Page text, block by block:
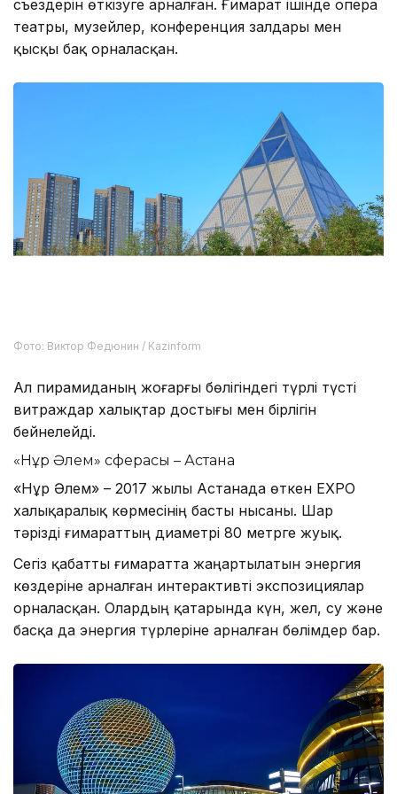
съездерін өткізуге арналған. Ғимарат ішінде опера
театры, музейлер, конференция залдары мен
қысқы бақ орналасқан.
Фото: Виктор Федюнин / Kazinform
Ал пирамиданың жоғарғы бөлігіндегі түрлі түсті
витраждар халықтар достығы мен бірлігін
бейнелейді.
«Нұр Әлем» сферасы – Астана
«Нұр Әлем» – 2017 жылы Астанада өткен EXPO
халықаралық көрмесінің басты нысаны. Шар
тәрізді ғимараттың диаметрі 80 метрге жуық.
Сегіз қабатты ғимаратта жаңартылатын энергия
көздеріне арналған интерактивті экспозициялар
орналасқан. Олардың қатарында күн, жел, су және
басқа да энергия түрлеріне арналған бөлімдер бар.